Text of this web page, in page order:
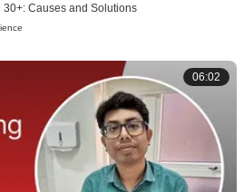
Causes and Solutions
06:02